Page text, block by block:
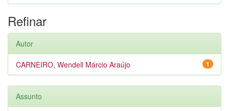
Refinar
Autor
1
CARNEIRO, Wendell Márcio Araújo
Assunto